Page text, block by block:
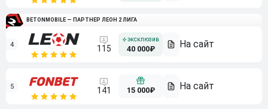
BETONMOBILE — ПАРТНЕР ЛЕОН 2 ЛИГА
4 115 40 000₽
5 141 15 000₽